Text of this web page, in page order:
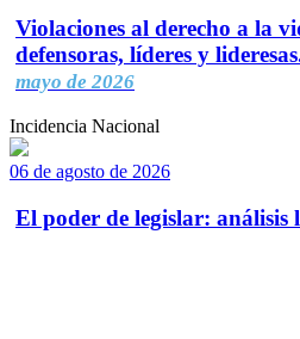
Violaciones al derecho a la
defensoras, líderes y
mayo de 2026
Incidencia Nacional
06 de agosto de 2026
El poder de legislar: análisis